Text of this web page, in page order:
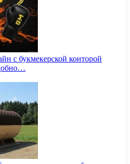
с букмекерской конторой